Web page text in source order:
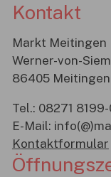
Kontakt
Markt Meitingen
Werner-von-
86405 Meitingen
Tel.: 08271
E-Mail:
Kontaktformular